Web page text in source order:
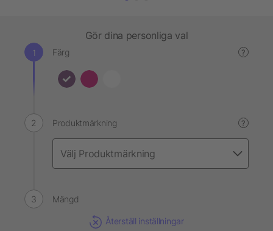
Gör dina personliga val
Färg ?
Produktmärkning ?
Mängd
Återställ inställningar